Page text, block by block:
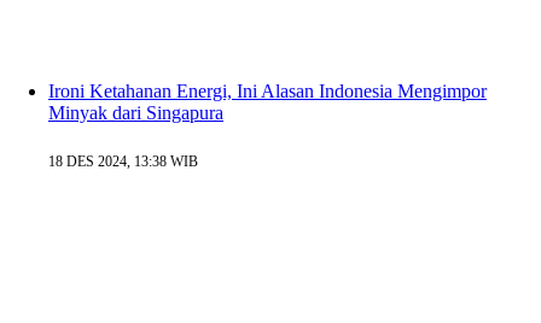
Ironi Ketahanan Energi, Ini Alasan Indonesia Mengimpor
Minyak dari Singapura
18 DES 2024, 13:38 WIB